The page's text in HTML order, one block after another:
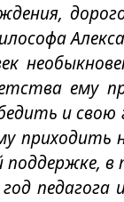
ему
и свою
приходить
поддержке,
год